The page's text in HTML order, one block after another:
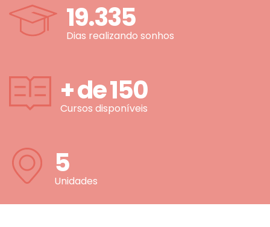
19.335
Dias realizando sonhos
+ de150
Cursos disponíveis
5
Unidades